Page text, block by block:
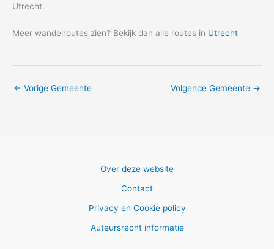
Utrecht.
Meer wandelroutes zien? Bekijk dan alle routes in Utrecht
← Vorige Gemeente Volgende Gemeente →
Over deze website
Contact
Privacy en Cookie policy
Auteursrecht informatie